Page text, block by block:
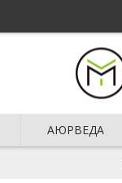
АЮРВЕДА